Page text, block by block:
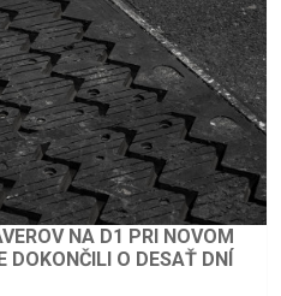
NA D1 PRI NOVOM
O DESAŤ DNÍ